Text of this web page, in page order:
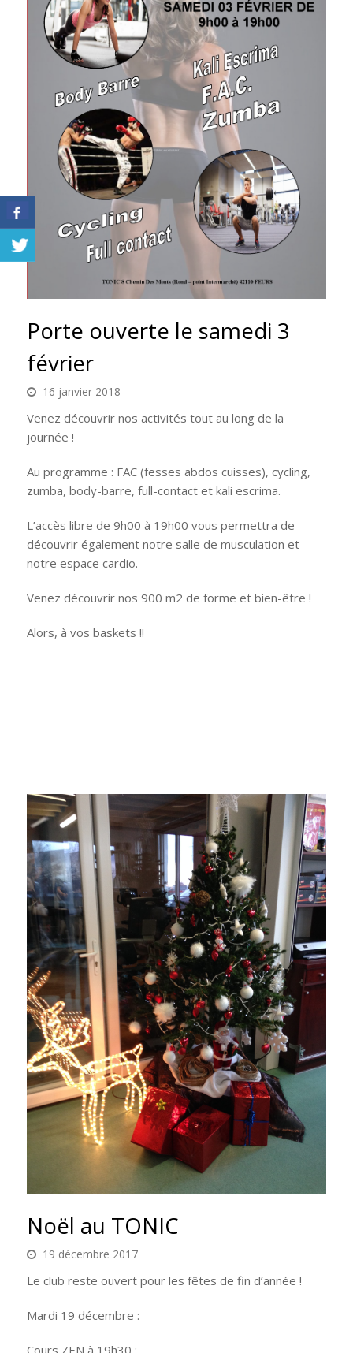
Porte ouverte le samedi 3
février
16 janvier 2018
Venez découvrir nos activités tout au long de la
journée !
Au programme : FAC (fesses abdos cuisses), cycling,
zumba, body-barre, full-contact et kali escrima.
L’accès libre de 9h00 à 19h00 vous permettra de
découvrir également notre salle de musculation et
notre espace cardio.
Venez découvrir nos 900 m2 de forme et bien-être !
Alors, à vos baskets !!
Noël au TONIC
19 décembre 2017
Le club reste ouvert pour les fêtes de fin d’année !
Mardi 19 décembre :